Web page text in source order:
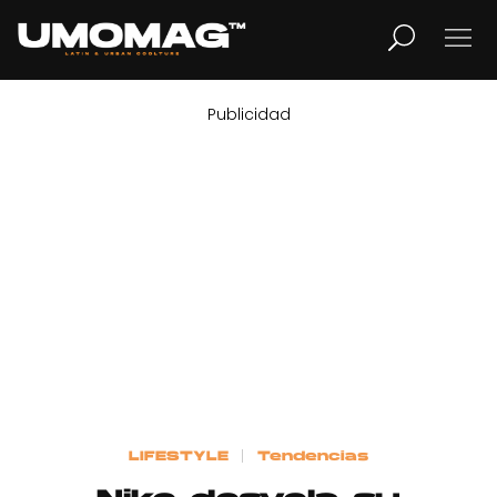
LIFESTYLE
Publicidad
LIFESTYLE Tendencias